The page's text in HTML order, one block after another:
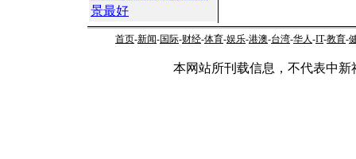
景最好
首页-新闻-国际-财经-体育-娱乐-港澳-台湾-华人-IT-教育-
本网站所刊载信息，不代表中